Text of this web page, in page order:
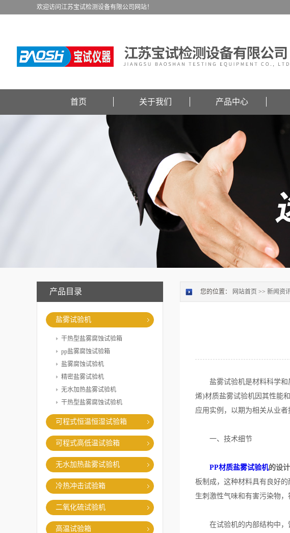
欢迎访问江苏宝试检测设备有限公司网站！
首页 关于我们 产品中心
产品目录
盐雾试验机
干热型盐雾腐蚀试验箱
pp盐雾腐蚀试验箱
盐雾腐蚀试验机
精密盐雾试验机
无水加热盐雾试验机
干热型盐雾腐蚀试验机
可程式恒温恒湿试验箱
可程式高低温试验箱
无水加热盐雾试验机
冷热冲击试验箱
二氧化硫试验机
高温试验箱
您的位置： 网站首页 >> 新闻资
盐雾试验机是材料科学和质
烯)材质盐雾试验机因其性能
应用实例，以期为相关从业者
一、技术细节
PP材质盐雾试验机的设
板制成，这种材料具有良好
生刺激性气味和有害污染物，
在试验机的内部结构中，饱